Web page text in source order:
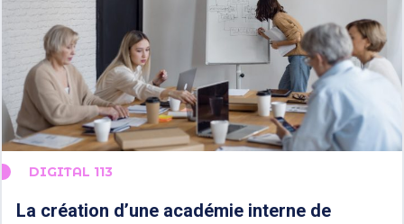
DIGITAL 113
La création d’une académie interne de